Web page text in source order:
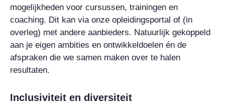
mogelijkheden voor cursussen, trainingen en
coaching. Dit kan via onze opleidingsportal of (in
overleg) met andere aanbieders. Natuurlijk gekoppeld
aan je eigen ambities en ontwikkeldoelen én de
afspraken die we samen maken over te halen
resultaten.
Inclusiviteit en diversiteit